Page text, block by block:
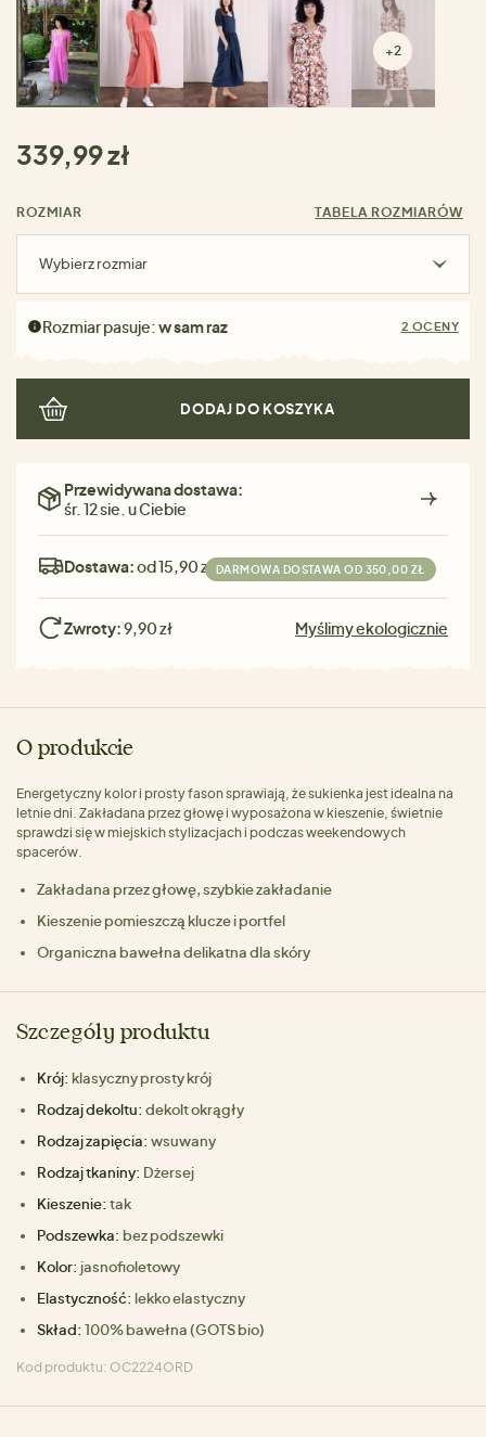
+2
339,99 zł
ROZMIAR TABELA ROZMIARÓW
Wybierz rozmiar
Rozmiar pasuje:w sam raz 2 OCENY
DODAJ DO KOSZYKA
Przewidywana dostawa:
śr. 12 sie. u Ciebie
Dostawa:od 15,90 zł DARMOWA DOSTAWA OD 350,00 ZŁ
Zwroty:9,90 zł Myślimy ekologicznie
O produkcie
Energetyczny kolor i prosty fason sprawiają, że sukienka jest idealna na
letnie dni. Zakładana przez głowę i wyposażona w kieszenie, świetnie
sprawdzi się w miejskich stylizacjach i podczas weekendowych
spacerów.
Zakładana przez głowę, szybkie zakładanie
Kieszenie pomieszczą klucze i portfel
Organiczna bawełna delikatna dla skóry
Szczegóły produktu
Krój: klasyczny prosty krój
Rodzaj dekoltu: dekolt okrągły
Rodzaj zapięcia: wsuwany
Rodzaj tkaniny: Dżersej
Kieszenie: tak
Podszewka: bez podszewki
Kolor: jasnofioletowy
Elastyczność: lekko elastyczny
Skład: 100% bawełna (GOTS bio)
Kod produktu: OC2224ORD